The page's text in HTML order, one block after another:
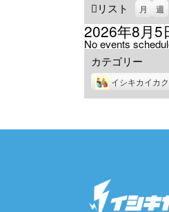
リスト
示
月 週
2026年8月5
No events
カテゴリー
イシキカイカ